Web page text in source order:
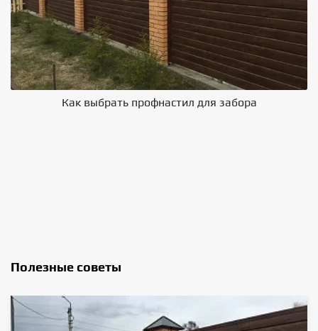
Как выбрать профнастил для забора
Полезные советы